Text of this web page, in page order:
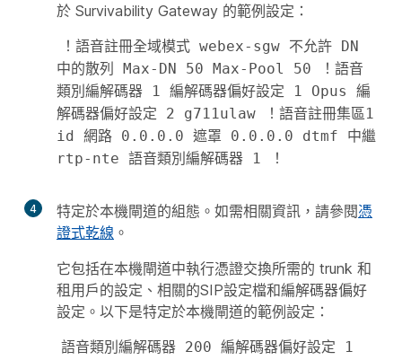
於 Survivability Gateway 的範例設定：
！語音註冊全域模式 webex-sgw 不允許 DN
中的散列 Max-DN 50 Max-Pool 50 ！語音
類別編解碼器 1 編解碼器偏好設定 1 Opus 編
解碼器偏好設定 2 g711ulaw ！語音註冊集區1
id 網路 0.0.0.0 遮罩 0.0.0.0 dtmf 中繼
rtp-nte 語音類別編解碼器 1 ！
4 特定於本機閘道的組態。如需相關資訊，請參閱憑
證式乾線 。
它包括在本機閘道中執行憑證交換所需的 trunk 和
租用戶的設定、相關的SIP設定檔和編解碼器偏好
設定。以下是特定於本機閘道的範例設定：
語音類別編解碼器 200 編解碼器偏好設定 1